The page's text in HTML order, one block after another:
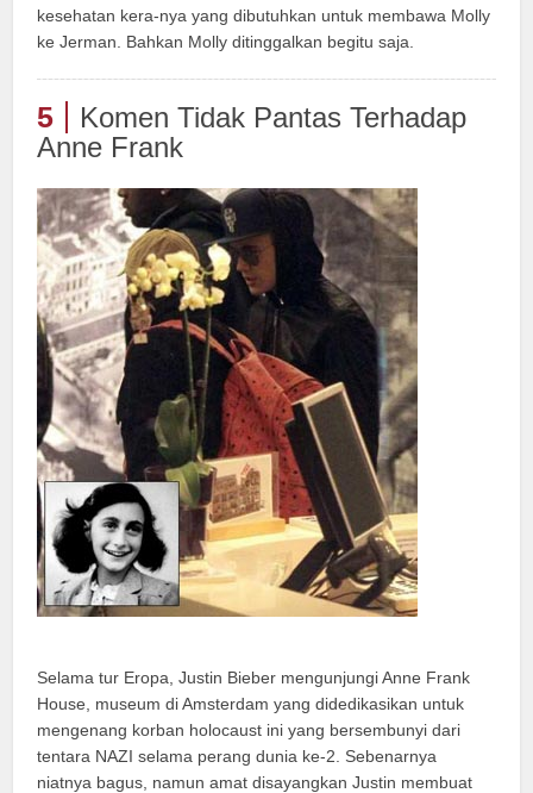
kesehatan kera-nya yang dibutuhkan untuk membawa Molly
ke Jerman. Bahkan Molly ditinggalkan begitu saja.
5
Komen Tidak Pantas Terhadap
Anne Frank
Selama tur Eropa, Justin Bieber mengunjungi Anne Frank
House, museum di Amsterdam yang didedikasikan untuk
mengenang korban holocaust ini yang bersembunyi dari
tentara NAZI selama perang dunia ke-2. Sebenarnya
niatnya bagus, namun amat disayangkan Justin membuat